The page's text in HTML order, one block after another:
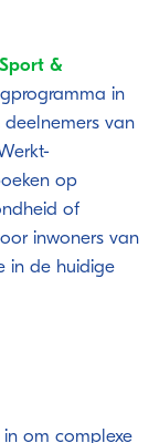
&
in
van
op
of
inwoners van
in de huidige
om complexe